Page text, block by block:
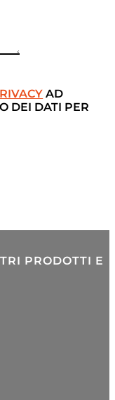
AD
DEI DATI PER
PRODOTTI E